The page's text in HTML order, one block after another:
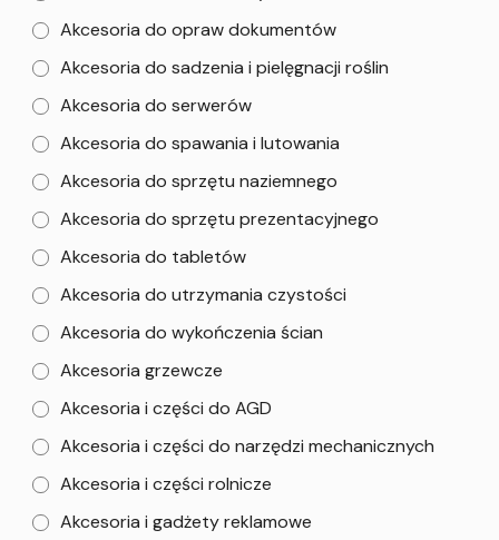
Akcesoria do opraw dokumentów
Akcesoria do sadzenia i pielęgnacji roślin
Akcesoria do serwerów
Akcesoria do spawania i lutowania
Akcesoria do sprzętu naziemnego
Akcesoria do sprzętu prezentacyjnego
Akcesoria do tabletów
Akcesoria do utrzymania czystości
Akcesoria do wykończenia ścian
Akcesoria grzewcze
Akcesoria i części do AGD
Akcesoria i części do narzędzi mechanicznych
Akcesoria i części rolnicze
Akcesoria i gadżety reklamowe